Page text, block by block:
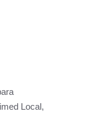
Local,